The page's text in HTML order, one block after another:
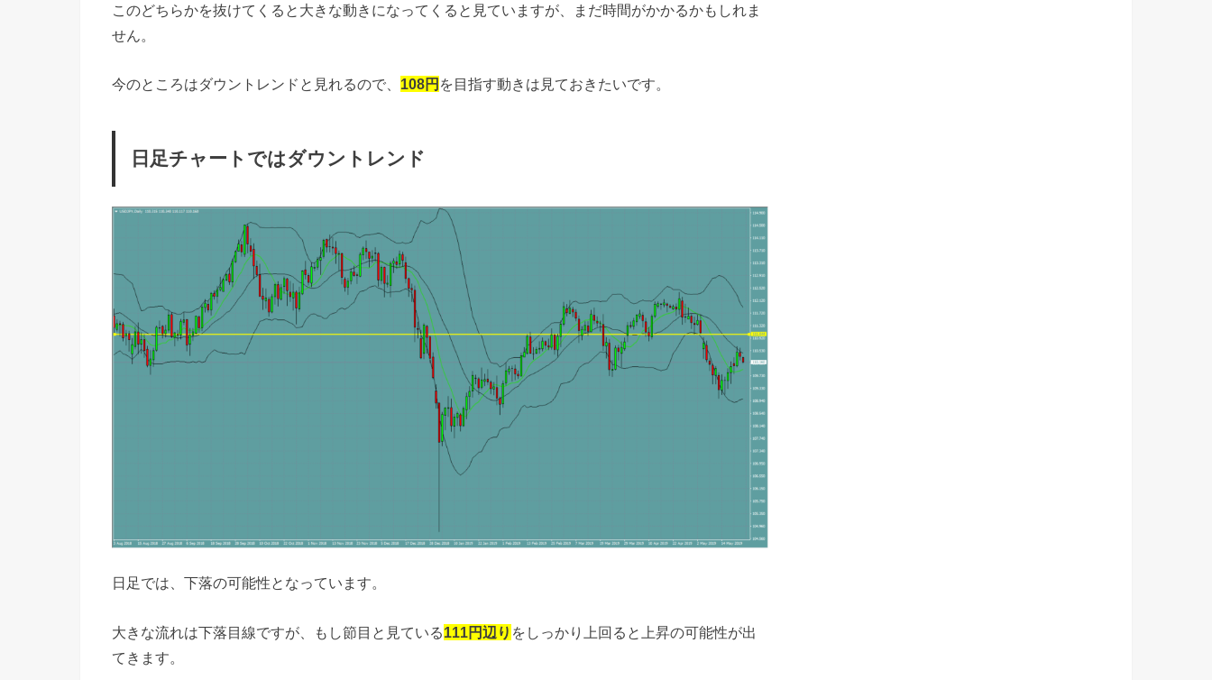
このどちらかを抜けてくると大きな動きになってくると見ていますが、まだ時間がかかるかもしれま
せん。
今のところはダウントレンドと見れるので、 108円 を目指す動きは見ておきたいです。
日足チャートではダウントレンド
日足では、下落の可能性となっています。
大きな流れは下落目線ですが、もし節目と見ている111円辺り をしっかり上回ると上昇の可能性が出
てきます。